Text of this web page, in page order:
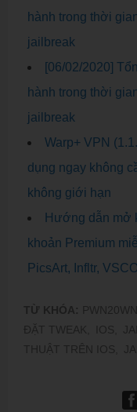
hành trong thời
jailbreak
[06/02/2020]
hành trong thời
jailbreak
Warp+ VPN
dụng ngay không
không giới hạn
Hướng dẫn mở
khoản Premium
PicsArt, Infltr,
TỪ KHÓA:
ĐẶT TWEAK,
IOS,
THUẬT TRÊN IOS,